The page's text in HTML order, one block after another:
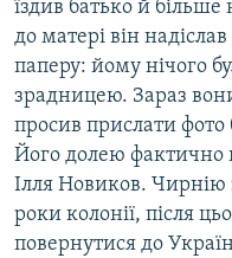
їздив батько й більше
до матері він
паперу: йому нічого
зрадницею. Зараз
просив прислати фото
Його долею фактично
Ілля Новиков.
роки колонії, після
повернутися до